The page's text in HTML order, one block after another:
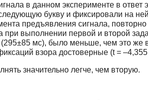
в данном эксперименте в ответ
букву и фиксировали на
предъявления сигнала,
выполнении первой и второй
мс), было меньше, чем это
взора достоверные (t =
значительно легче, чем вторую.